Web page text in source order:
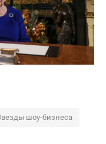
шоу-бизнеса